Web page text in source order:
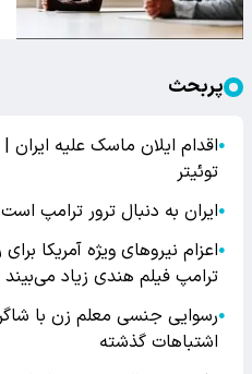
پربحث
●اقدام ایلان ماسک علیه ایران
توئیتر
●ایران به دنبال ترور ترامپ
●اعزام نیروهای ویژه آمریکا
ترامپ فیلم هندی زیاد می‌بیند
●
اشتباهات گذشته